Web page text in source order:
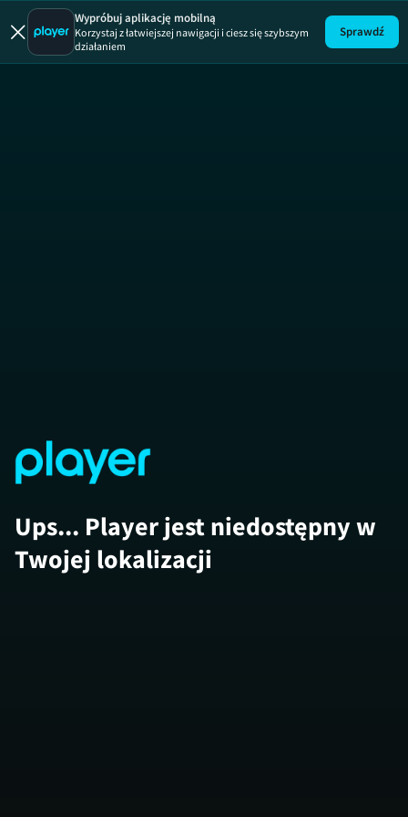
Uwaga!
Wypróbuj aplikację mobilną
Korzystaj z łatwiejszej nawigacji i ciesz się szybszym
działaniem
Sprawdź
Ups... Player jest niedostępny w
Twojej lokalizacji